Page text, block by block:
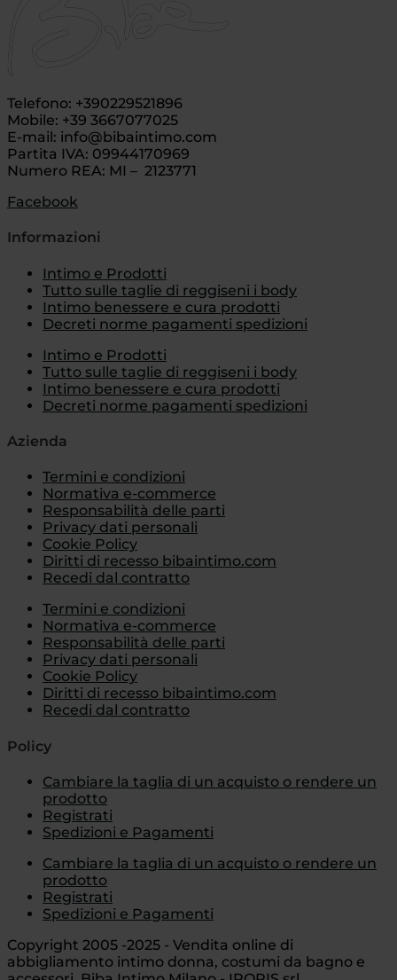
Telefono: +390229521896
Mobile: +39 3667077025
E-mail: info@bibaintimo.com
Partita IVA: 09944170969
Numero REA: MI – 2123771
Facebook
Informazioni
Intimo e Prodotti
Tutto sulle taglie di reggiseni i body
Intimo benessere e cura prodotti
Decreti norme pagamenti spedizioni
Intimo e Prodotti
Tutto sulle taglie di reggiseni i body
Intimo benessere e cura prodotti
Decreti norme pagamenti spedizioni
Azienda
Termini e condizioni
Normativa e-commerce
Responsabilità delle parti
Privacy dati personali
Cookie Policy
Diritti di recesso bibaintimo.com
Recedi dal contratto
Termini e condizioni
Normativa e-commerce
Responsabilità delle parti
Privacy dati personali
Cookie Policy
Diritti di recesso bibaintimo.com
Recedi dal contratto
Policy
Cambiare la taglia di un acquisto o rendere un
prodotto
Registrati
Spedizioni e Pagamenti
Cambiare la taglia di un acquisto o rendere un
prodotto
Registrati
Spedizioni e Pagamenti
Copyright 2005 -2025 - Vendita online di
abbigliamento intimo donna, costumi da bagno e